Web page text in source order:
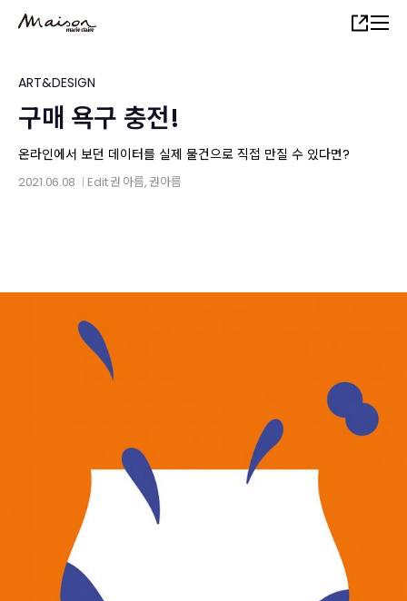
content
Share
ART&DESIGN
구매 욕구 충전!
온라인에서 보던 데이터를 실제 물건으로 직접 만질 수 있다면?
2021.06.08 Edit권 아름, 권아름